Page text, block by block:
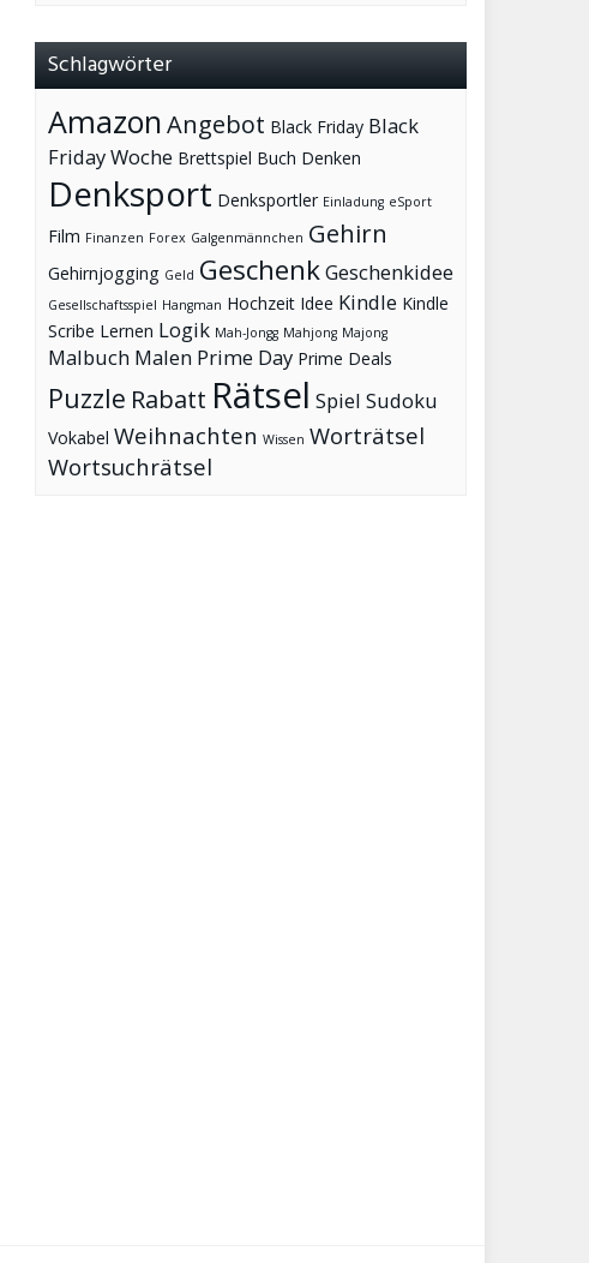
Schlagwörter
AmazonAngebot Black Friday Black
Friday Woche Brettspiel Buch Denken
Denksport Denksportler Einladung eSport
Film Finanzen Forex Galgenmännchen Gehirn
Gehirnjogging Geld GeschenkGeschenkidee
Gesellschaftsspiel Hangman Hochzeit Idee Kindle Kindle
Scribe Lernen Logik Mah-Jongg Mahjong Majong
Malbuch Malen Prime Day Prime Deals
Puzzle Rabatt Rätsel Spiel Sudoku
Vokabel Weihnachten Wissen Worträtsel
Wortsuchrätsel